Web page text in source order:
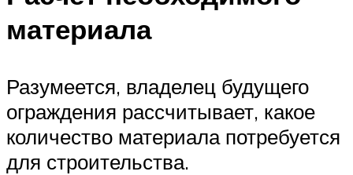
материала
Разумеется, владелец будущего
ограждения рассчитывает, какое
количество материала потребуется
для строительства.